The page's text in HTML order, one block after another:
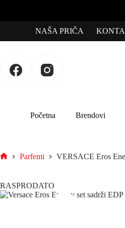
NAŠA PRIČA
Početna Brendovi
Parfemi VERSACE Eros
RASPRODATO